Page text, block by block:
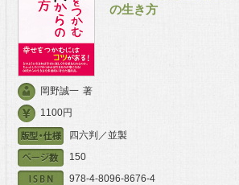
の生き方
岡野誠一 著
1100円
四六判／並製
150
978-4-8096-8676-4